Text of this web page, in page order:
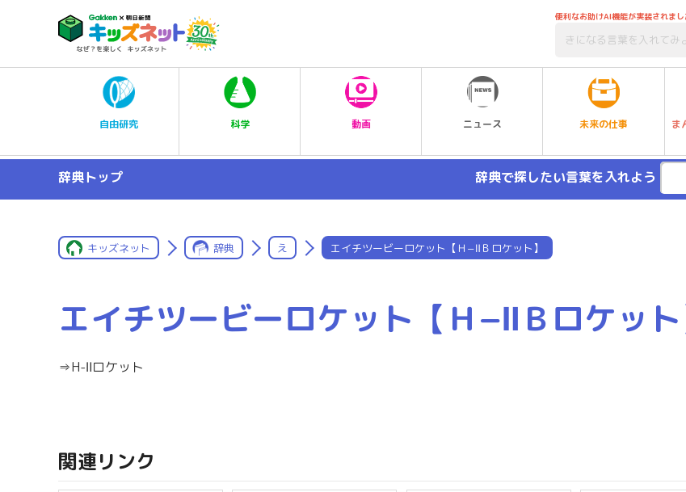
便利なお助けAI機能が実装されまし
自由研究 科学 動画 ニュース 未来の仕事
ま
辞典トップ 辞典で探したい言葉を入れよう
キッズネット 辞典 え エイチツービーロケット【Ｈ−ⅡＢロケット】
エイチツービーロケット【Ｈ−ⅡＢロケット
⇒H-Ⅱロケット
関連リンク